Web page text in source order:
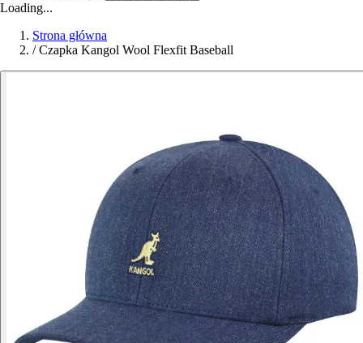
Loading...
Strona główna
/ Czapka Kangol Wool Flexfit Baseball